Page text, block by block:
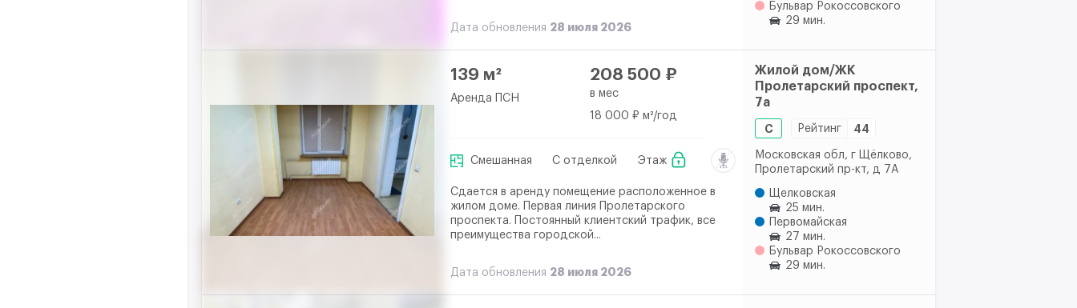
Дата обновления 28 июля 2026
Бульвар Рокоссовского
29 мин.
139 м²
Аренда ПСН
208 500 ₽
в мес
18 000 ₽ м²/год
Смешанная С отделкой Этаж
Сдается в аренду помещение расположенное в
жилом доме. Первая линия Пролетарского
проспекта. Постоянный клиентский трафик, все
преимущества городской...
Дата обновления 28 июля 2026
Жилой дом/ЖК
Пролетарский проспект,
7а
C Рейтинг 44
Московская обл, г Щёлково,
Пролетарский пр-кт, д 7А
Щелковская
25 мин.
Первомайская
27 мин.
Бульвар Рокоссовского
29 мин.